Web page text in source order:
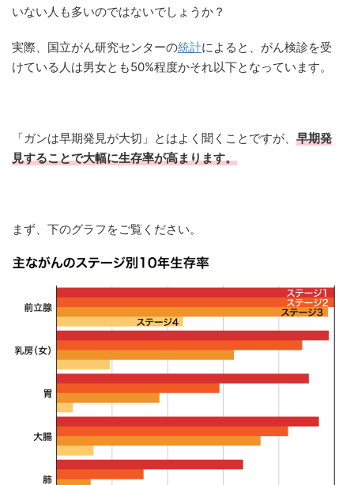
いない人も多いのではないでしょうか？
実際、国立がん研究センターの統計によると、がん検診を受
けている人は男女とも50%程度かそれ以下となっています。
「ガンは早期発見が大切」とはよく聞くことですが、 早期発
見することで大幅に生存率が高まります。
まず、下のグラフをご覧ください。